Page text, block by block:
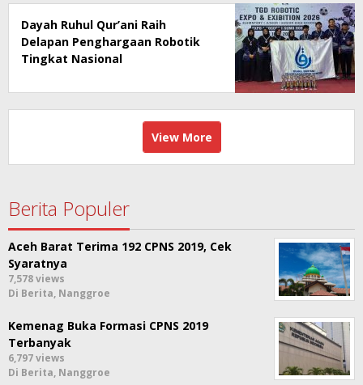
Dayah Ruhul Qur’ani Raih
Delapan Penghargaan Robotik
Tingkat Nasional
View More
Berita Populer
Aceh Barat Terima 192 CPNS 2019, Cek
Syaratnya
7,578 views
Di Berita, Nanggroe
Kemenag Buka Formasi CPNS 2019
Terbanyak
6,797 views
Di Berita, Nanggroe